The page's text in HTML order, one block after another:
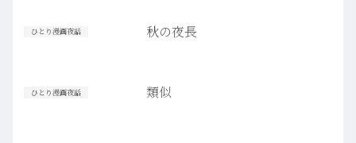
ひとり漫画夜話 秋の夜長
ひとり漫画夜話 類似